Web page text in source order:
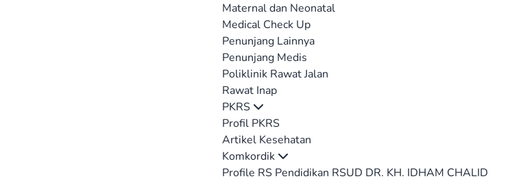
Maternal dan Neonatal
Medical Check Up
Penunjang Lainnya
Penunjang Medis
Poliklinik Rawat Jalan
Rawat Inap
PKRS
Profil PKRS
Artikel Kesehatan
Komkordik
Profile RS Pendidikan RSUD DR. KH. IDHAM CHALID